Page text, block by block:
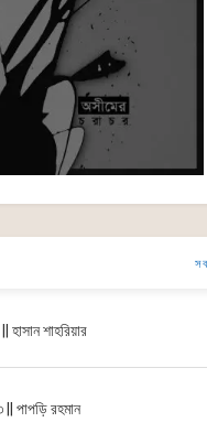
|| হাসান শাহরিয়ার
|| পাপড়ি রহমান